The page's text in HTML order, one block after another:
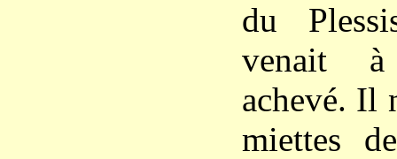
du
venait à
achevé. Il
miettes